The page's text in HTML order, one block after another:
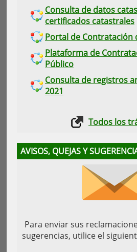
Consulta de datos
certificados catastrales
Portal de Contratación
Plataforma de
Público
Consulta de registros
2021
Todos los
AVISOS, QUEJAS Y
Para enviar sus
sugerencias, utilice el